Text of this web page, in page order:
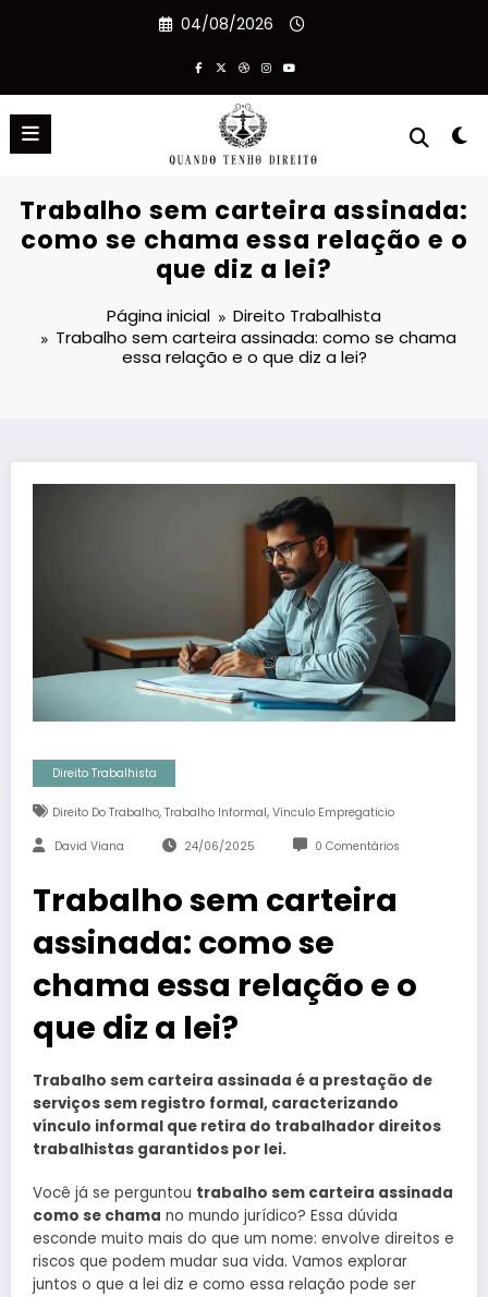
04/08/2026
Trabalho sem carteira assinada:
como se chama essa relação e o
que diz a lei?
Página inicial
Direito Trabalhista
Trabalho sem carteira assinada: como se chama
essa relação e o que diz a lei?
Direito Trabalhista
Direito Do Trabalho, Trabalho Informal, Vínculo Empregatício
David Viana 24/06/2025 0 Comentários
Trabalho sem carteira
assinada: como se
chama essa relação e o
que diz a lei?
Trabalho sem carteira assinada é a prestação de
serviços sem registro formal, caracterizando
vínculo informal que retira do trabalhador direitos
trabalhistas garantidos por lei.
Você já se perguntou trabalho sem carteira assinada
como se chama no mundo jurídico? Essa dúvida
esconde muito mais do que um nome: envolve direitos e
riscos que podem mudar sua vida. Vamos explorar
juntos o que a lei diz e como essa relação pode ser